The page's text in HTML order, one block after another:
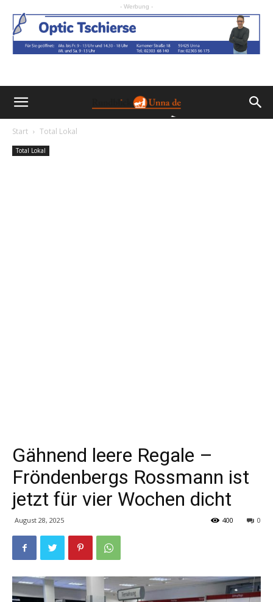
- Werbung -
Start Total Lokal
Total Lokal
Gähnend leere Regale –
Fröndenbergs Rossmann ist
jetzt für vier Wochen dicht
August 28, 2025 0
400